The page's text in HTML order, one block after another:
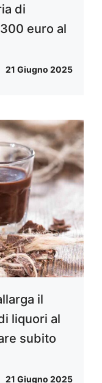
di
euro al
21 Giugno 2025
il
liquori al
subito
21 Giugno 2025